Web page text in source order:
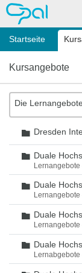
OPAL
Startseite
Kursangebote
Die
Ordner
Dresden
Ordner
Duale
Ordner
Duale
Ordner
Duale
Ordner
Duale